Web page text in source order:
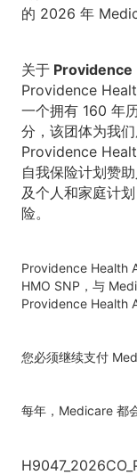
的 2026 年
关于
Providence
一个拥有 160 年
分，该团体为我
Providence
自我保险计划赞
及个人和家庭计
险。
Providence Health
HMO SNP，与
Providence Health
您必须继续支付
每年，Medicare 都